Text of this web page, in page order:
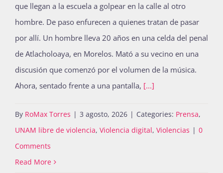
que llegan a la escuela a golpear en la calle al otro
hombre. De paso enfurecen a quienes tratan de pasar
por allí. Un hombre lleva 20 años en una celda del penal
de Atlacholoaya, en Morelos. Mató a su vecino en una
discusión que comenzó por el volumen de la música.
Ahora, sentado frente a una pantalla, [...]
By RoMax Torres | 3 agosto, 2026 | Categories: Prensa,
UNAM libre de violencia, Violencia digital, Violencias | 0
Comments
Read More